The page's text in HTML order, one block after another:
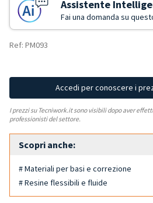
Assistente
Fai una domanda su
Ref: PM093
Accedi per conoscere i
I prezzi su Tecniwork.it sono visibili dopo aver
professionisti del settore.
Scopri anche:
# Materiali per basi e correzione
# Resine flessibili e fluide